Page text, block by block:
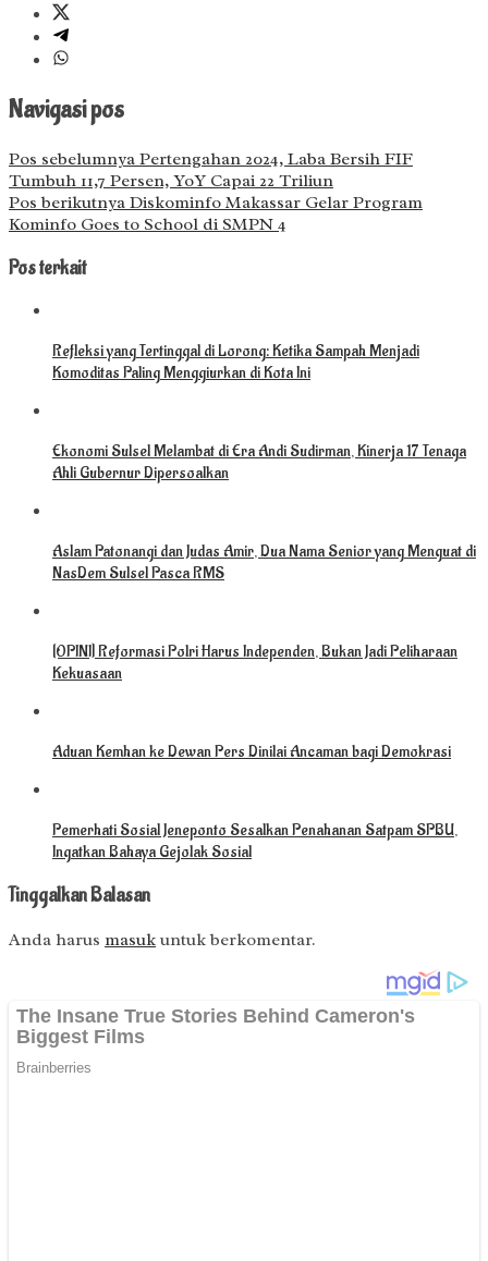
Navigasi pos
Pos sebelumnya Pertengahan 2024, Laba Bersih FIF
Tumbuh 11,7 Persen, YoY Capai 22 Triliun
Pos berikutnya Diskominfo Makassar Gelar Program
Kominfo Goes to School di SMPN 4
Pos terkait
Refleksi yang Tertinggal di Lorong: Ketika Sampah Menjadi
Komoditas Paling Menggiurkan di Kota Ini
Ekonomi Sulsel Melambat di Era Andi Sudirman, Kinerja 17 Tenaga
Ahli Gubernur Dipersoalkan
Aslam Patonangi dan Judas Amir, Dua Nama Senior yang Menguat di
NasDem Sulsel Pasca RMS
[OPINI] Reformasi Polri Harus Independen, Bukan Jadi Peliharaan
Kekuasaan
Aduan Kemhan ke Dewan Pers Dinilai Ancaman bagi Demokrasi
Pemerhati Sosial Jeneponto Sesalkan Penahanan Satpam SPBU,
Ingatkan Bahaya Gejolak Sosial
Tinggalkan Balasan
Anda harus masuk untuk berkomentar.